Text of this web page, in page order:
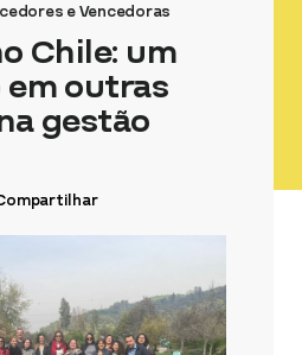
e Vencedoras
Chile: um
outras
gestão